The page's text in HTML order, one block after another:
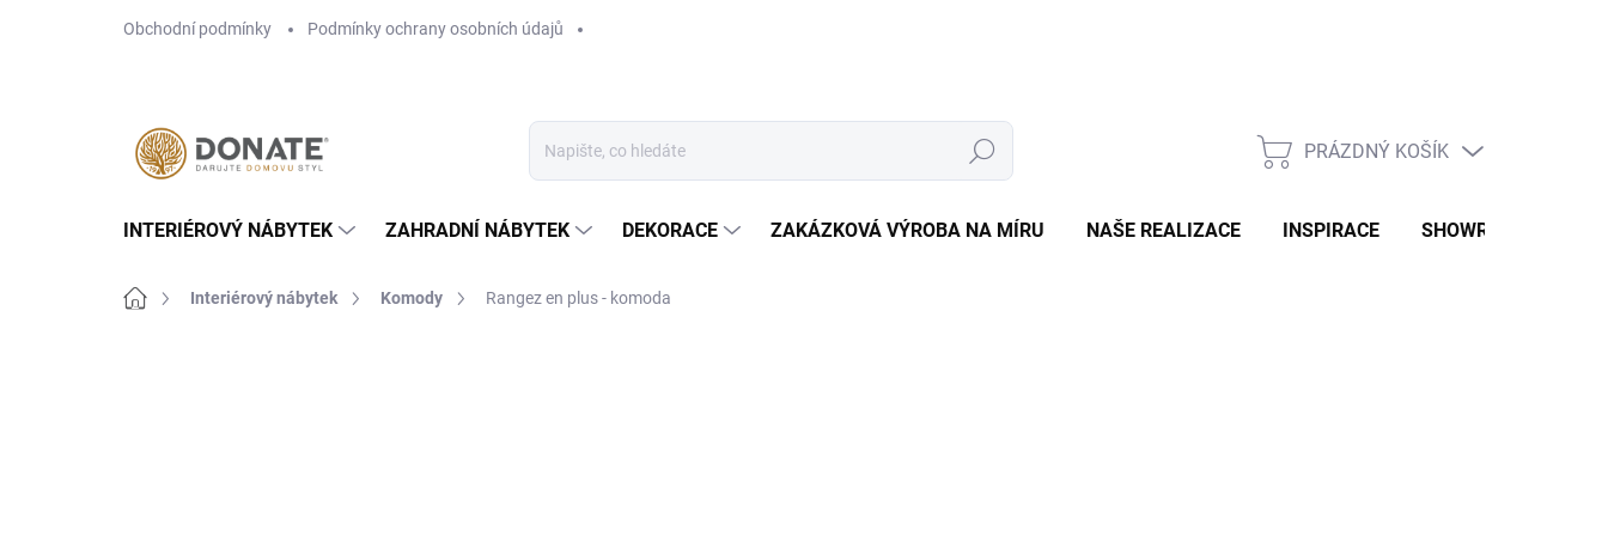
Obchodní podmínky Podmínky ochrany osobních údajů
Hledat
NÁKUPNÍ
PRÁZDNÝ KOŠÍK
INTERIÉROVÝ NÁBYTEK ZAHRADNÍ NÁBYTEK DEKORACE ZAKÁZKOVÁ VÝROBA NA MÍRU NAŠE REALIZACE INSPIRACE SHOWROOM
Domů Interiérový nábytek Komody Rangez en plus - komoda